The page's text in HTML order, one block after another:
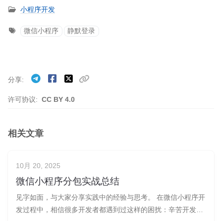
小程序开发
微信小程序 静默登录
许可协议: CC BY 4.0
分享
相关文章
10月 20, 2025
微信小程序分包实战总结
见字如面，与大家分享实践中的经验与思考。 在微信小程序开
发过程中，相信很多开发者都遇到过这样的困扰：辛苦开发完